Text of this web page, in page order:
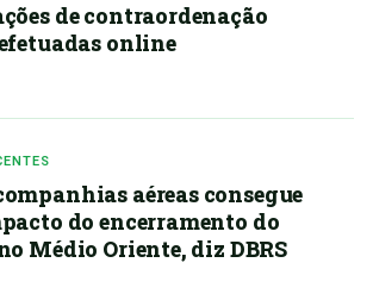
de contraordenação
online
aéreas consegue
do encerramento do
Médio Oriente, diz DBRS